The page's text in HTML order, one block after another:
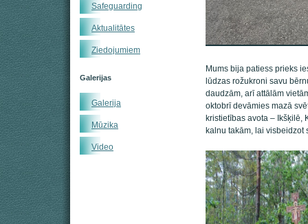
Safeguarding
Aktualitātes
Ziedojumiem
Galerijas
Galerija
Mūzika
Video
Mums bija patiess prieks
lūdzas rožukroni savu
daudzām, arī attālām
oktobrī devāmies mazā
kristietības avota – Ikšķilē,
kalnu takām, lai visbeidzot